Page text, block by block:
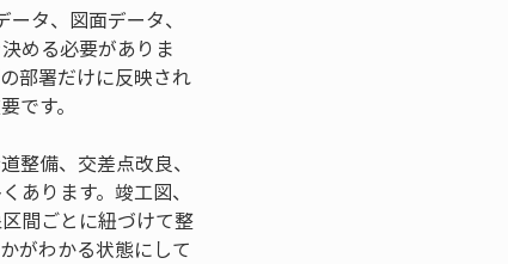
タ、図面データ、
める必要がありま
部署だけに反映され
です。
整備、交差点改良、
あります。竣工図、
間ごとに紐づけて整
がわかる状態にして